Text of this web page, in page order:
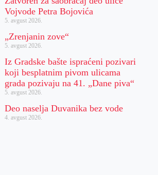
Vojvode Petra Bojovića
5. avgust 2026.
„Zrenjanin zove“
5. avgust 2026.
Iz Gradske bašte ispraćeni pozivari
koji besplatnim pivom ulicama
grada pozivaju na 41. „Dane piva“
5. avgust 2026.
Deo naselja Duvanika bez vode
4. avgust 2026.